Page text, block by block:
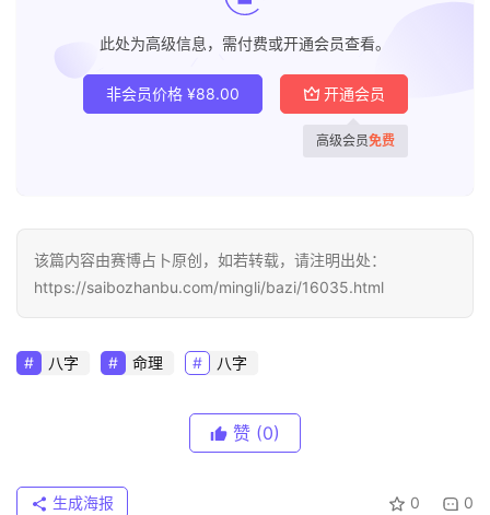
此处为高级信息，需付费或开通会员查看。
非会员价格 ¥88.00 开通会员
高级会员免费
该篇内容由赛博占卜原创，如若转载，请注明出处：
https://saibozhanbu.com/mingli/bazi/16035.html
八字 命理 八字
赞 (0)
0 0
生成海报